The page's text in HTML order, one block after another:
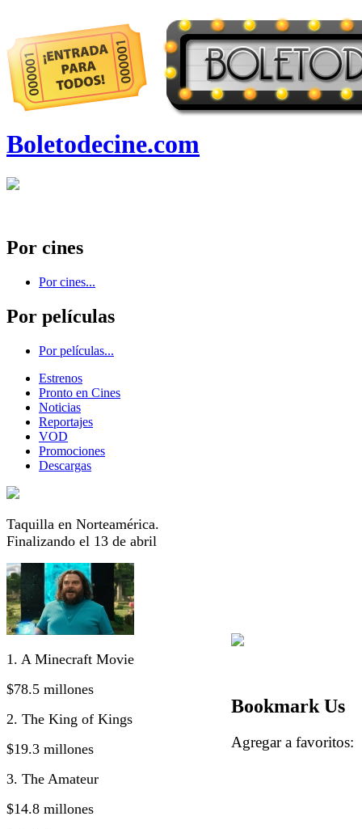
Boletodecine.com
Por cines
Por cines...
Por películas
Por películas...
Estrenos
Pronto en Cines
Noticias
Reportajes
VOD
Promociones
Descargas
Taquilla en Norteamérica.
Finalizando el 13 de abril
1. A Minecraft Movie
$78.5 millones
2. The King of Kings
$19.3 millones
3. The Amateur
$14.8 millones
Bookmark Us
Agregar a